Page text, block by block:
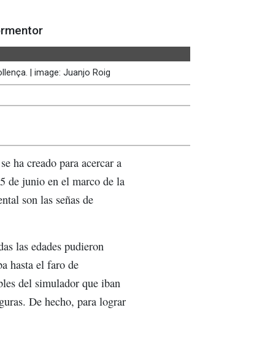
| image: Juanjo Roig
ha creado para acercar a
de junio en el marco de la
son las señas de
las edades pudieron
hasta el faro de
del simulador que iban
De hecho, para lograr